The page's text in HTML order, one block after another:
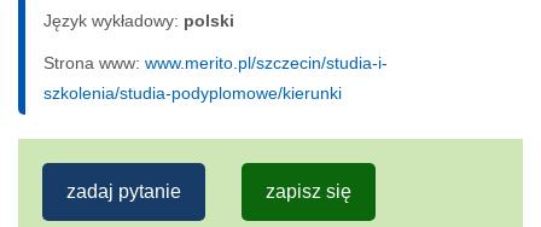
Język wykładowy: polski
Strona www: www.merito.pl/szczecin/studia-i-
szkolenia/studia-podyplomowe/kierunki
zadaj pytanie zapisz się